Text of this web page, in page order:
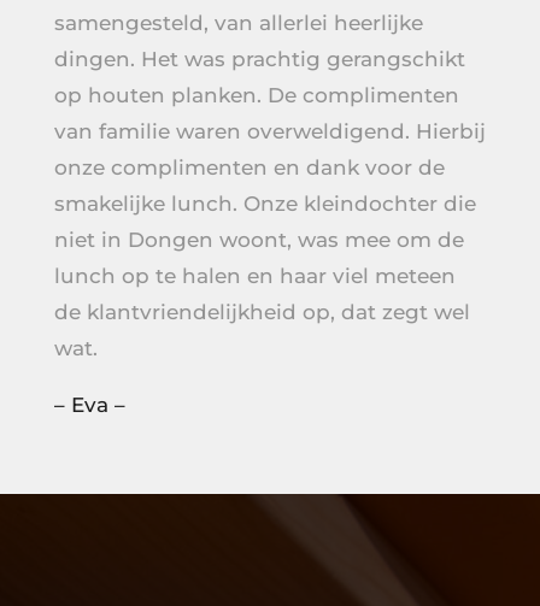
samengesteld, van allerlei heerlijke
dingen. Het was prachtig gerangschikt
op houten planken. De complimenten
van familie waren overweldigend. Hierbij
onze complimenten en dank voor de
smakelijke lunch. Onze kleindochter die
niet in Dongen woont, was mee om de
lunch op te halen en haar viel meteen
de klantvriendelijkheid op, dat zegt wel
wat.
– Eva –